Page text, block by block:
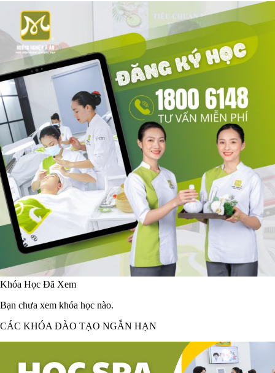
Khóa Học Đã Xem
Bạn chưa xem khóa học nào.
CÁC KHÓA ĐÀO TẠO NGẮN HẠN